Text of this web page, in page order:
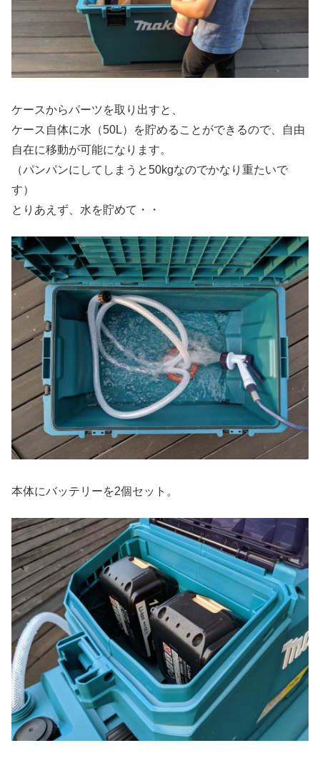
ケースからパーツを取り出すと、
ケース自体に水（50L）を貯めることができるので、自由
自在に移動が可能になります。
（パンパンにしてしまうと50kgなのでかなり重たいで
す）
とりあえず、水を貯めて・・
本体にバッテリーを2個セット。